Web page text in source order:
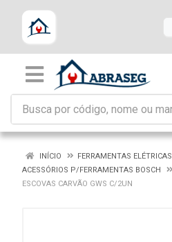
INÍCIO
FERRAMENTAS ELÉTRICAS
ACESSÓRIOS P/FERRAMENTAS BOSCH
ESCOVAS CARVÃO GWS C/2UN